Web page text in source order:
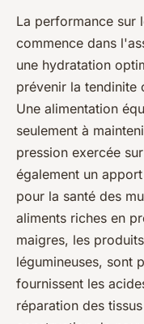
La performance sur
commence dans
une hydratation
prévenir la tendinite
Une alimentation
seulement à
pression exercée
également un
pour la santé des
aliments riches en
maigres, les
légumineuses, sont
fournissent les
réparation des